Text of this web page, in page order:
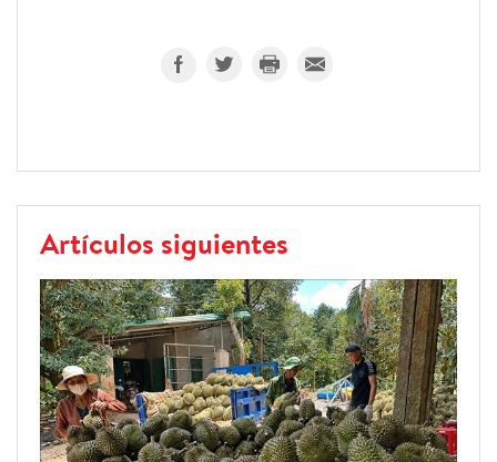
Artículos siguientes